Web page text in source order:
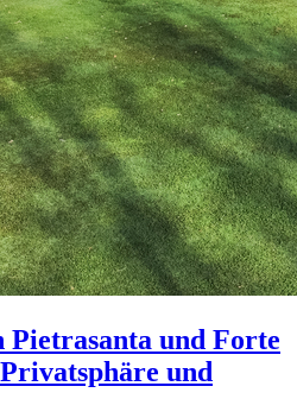
Pietrasanta und Forte
und